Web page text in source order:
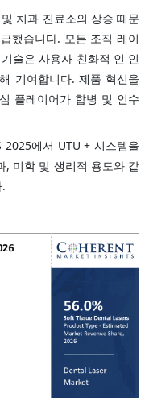
치과 진료소의 상승 때문
했습니다. 모든 조직 레이
술은 사용자 친화적 인 인
기여합니다. 제품 혁신을
플레이어가 합병 및 인수
에서 UTU + 시스템을
, 미학 및 생리적 용도와 같